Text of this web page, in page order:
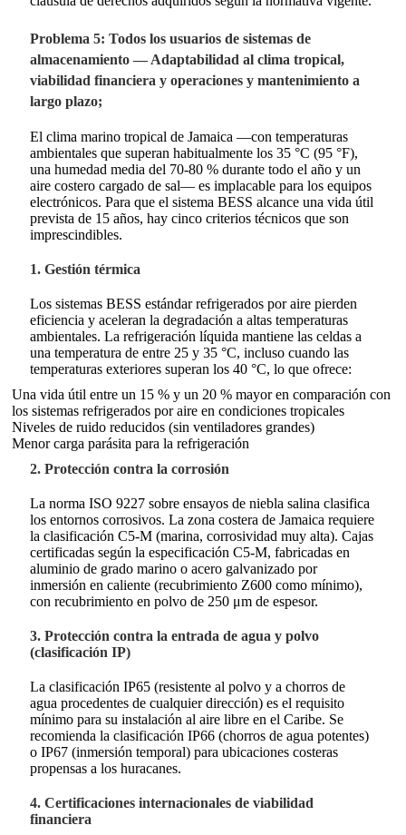
Problema 5: Todos los usuarios de sistemas de
almacenamiento — Adaptabilidad al clima tropical,
viabilidad financiera y operaciones y mantenimiento a
largo plazo;
El clima marino tropical de Jamaica —con temperaturas
ambientales que superan habitualmente los 35 °C (95 °F),
una humedad media del 70-80 % durante todo el año y un
aire costero cargado de sal— es implacable para los equipos
electrónicos. Para que el sistema BESS alcance una vida útil
prevista de 15 años, hay cinco criterios técnicos que son
imprescindibles.
1. Gestión térmica
Los sistemas BESS estándar refrigerados por aire pierden
eficiencia y aceleran la degradación a altas temperaturas
ambientales. La refrigeración líquida mantiene las celdas a
una temperatura de entre 25 y 35 °C, incluso cuando las
temperaturas exteriores superan los 40 °C, lo que ofrece:
Una vida útil entre un 15 % y un 20 % mayor en comparación con
los sistemas refrigerados por aire en condiciones tropicales
Niveles de ruido reducidos (sin ventiladores grandes)
Menor carga parásita para la refrigeración
2. Protección contra la corrosión
La norma ISO 9227 sobre ensayos de niebla salina clasifica
los entornos corrosivos. La zona costera de Jamaica requiere
la clasificación C5-M (marina, corrosividad muy alta). Cajas
certificadas según la especificación C5-M, fabricadas en
aluminio de grado marino o acero galvanizado por
inmersión en caliente (recubrimiento Z600 como mínimo),
con recubrimiento en polvo de 250 μm de espesor.
3. Protección contra la entrada de agua y polvo
(clasificación IP)
La clasificación IP65 (resistente al polvo y a chorros de
agua procedentes de cualquier dirección) es el requisito
mínimo para su instalación al aire libre en el Caribe. Se
recomienda la clasificación IP66 (chorros de agua potentes)
o IP67 (inmersión temporal) para ubicaciones costeras
propensas a los huracanes.
4. Certificaciones internacionales de viabilidad
financiera